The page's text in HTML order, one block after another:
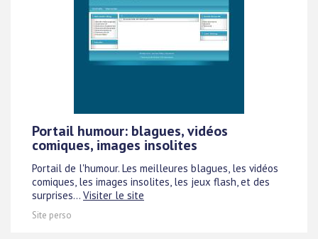
Portail humour: blagues, vidéos
comiques, images insolites
Portail de l'humour. Les meilleures blagues, les vidéos
comiques, les images insolites, les jeux flash, et des
surprises... Visiter le site
Site perso